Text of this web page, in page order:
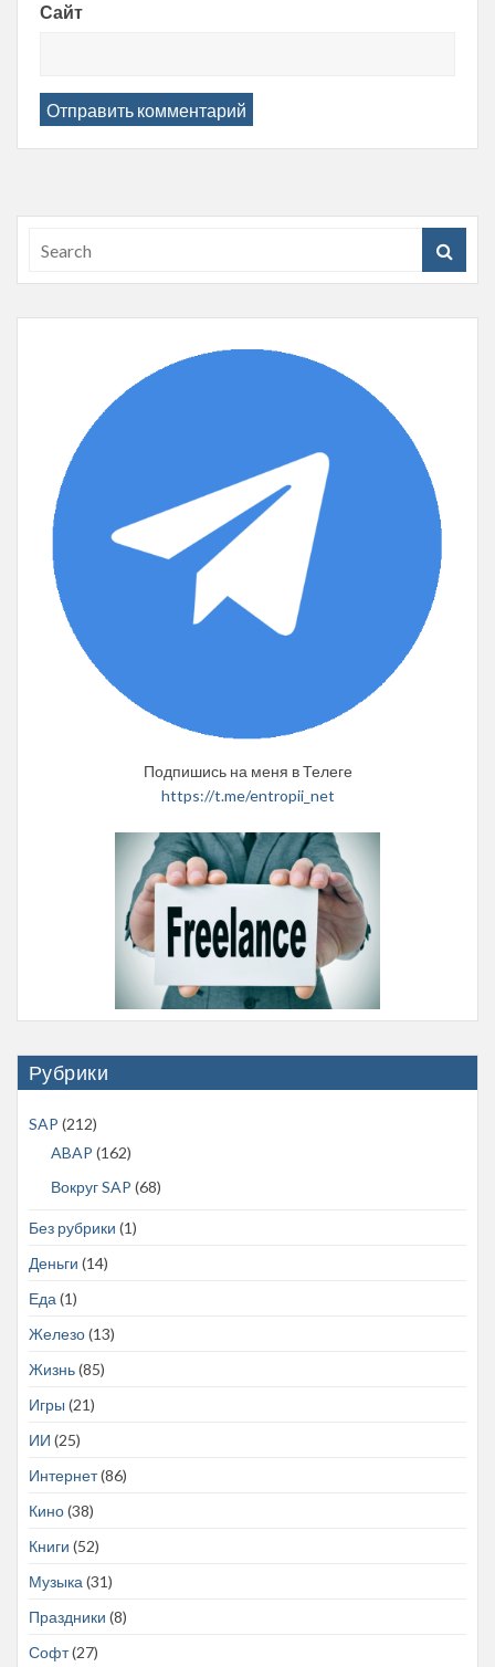
Сайт
Подпишись на меня в Телеге
https://t.me/entropii_net
Рубрики
SAP (212)
ABAP (162)
Вокруг SAP (68)
Без рубрики (1)
Деньги (14)
Еда(1)
Железо(13)
Жизнь(85)
Игры (21)
ИИ (25)
Интернет(86)
Кино(38)
Книги (52)
Музыка(31)
Праздники (8)
Софт(27)